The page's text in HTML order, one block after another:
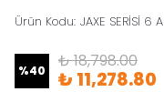
Ürün Kodu: JAXE SERİSİ 6
%40 ₺ 18,798.00
₺ 11,278.80